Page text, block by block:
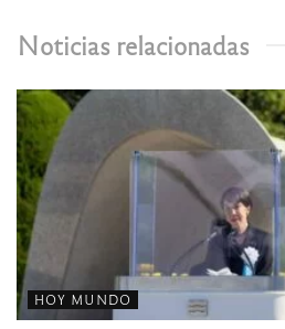
Noticias relacionadas
HOY MUNDO